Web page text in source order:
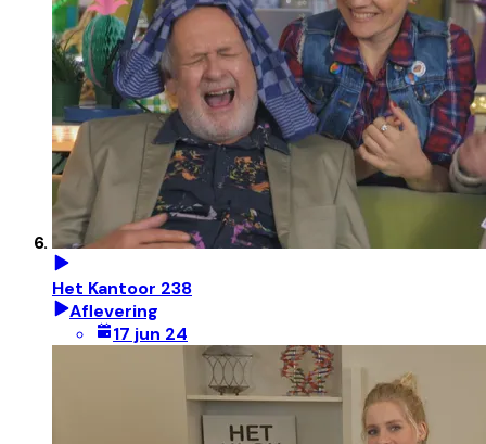
Het Kantoor 238
Aflevering
17 jun 24